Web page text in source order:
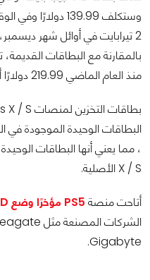
وستكلف 139.99
منذ العام الماضي 219.99 دولارًا أمريكيًا.
البطاقات الوحيدة الموجودة
X / S الأصلية.
أتاحت منصة PS5 مؤخرًا وضع SSD إضافي
Gigabyte.